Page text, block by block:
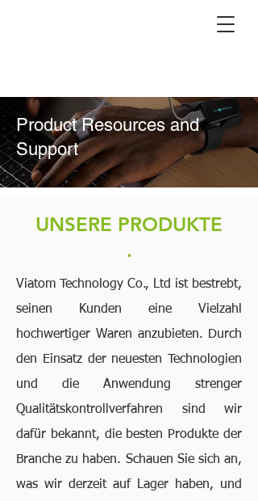
Product Resources and
Support
UNSERE PRODUKTE
.
Viatom Technology Co., Ltd ist bestrebt,
seinen Kunden eine Vielzahl
hochwertiger Waren anzubieten. Durch
den Einsatz der neuesten Technologien
und die Anwendung strenger
Qualitätskontrollverfahren sind wir
dafür bekannt, die besten Produkte der
Branche zu haben. Schauen Sie sich an,
was wir derzeit auf Lager haben, und